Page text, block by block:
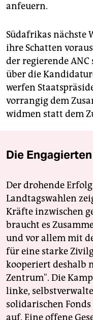
anfeuern.
Südafrikas nächste
ihre Schatten
der regierende
über die
werfen
vorrangig dem
widmen statt dem
Die
Der drohende
Landtagswahlen
Kräfte inzwischen
braucht es
und vor allem mit
für eine starke
kooperiert deshalb
Zentrum". Die
linke,
solidarischen
auf. Eine offene